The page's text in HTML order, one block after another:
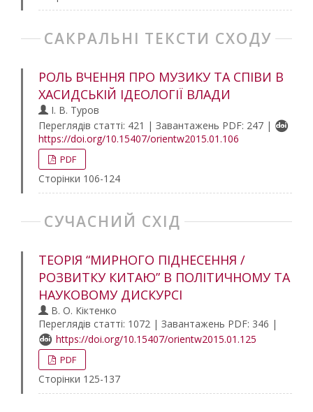
САКРАЛЬНІ ТЕКСТИ СХОДУ
РОЛЬ ВЧЕННЯ ПРО МУЗИКУ ТА СПІВИ В
ХАСИДСЬКІЙ ІДЕОЛОГІЇ ВЛАДИ
І. В. Туров
Переглядів статті: 421 | Завантажень PDF: 247 |
https://doi.org/10.15407/orientw2015.01.106
PDF
Сторінки 106-124
СУЧАСНИЙ СХІД
ТЕОРІЯ “МИРНОГО ПІДНЕСЕННЯ /
РОЗВИТКУ КИТАЮ” В ПОЛІТИЧНОМУ ТА
НАУКОВОМУ ДИСКУРСІ
В. О. Кіктенко
Переглядів статті: 1072 | Завантажень PDF: 346 |
https://doi.org/10.15407/orientw2015.01.125
PDF
Сторінки 125-137